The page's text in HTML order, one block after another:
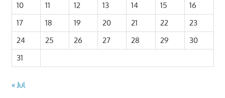
10
11 12 13 14 15
16
17
18 19 20 21 22
23
24
25 26 27 28 29
30
31
« Jul